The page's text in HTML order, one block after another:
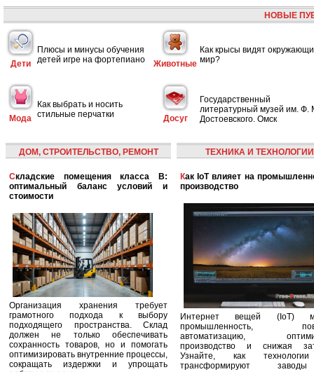
НОВЫЕ
Дети
Плюсы и минусы обучения
детей игре на фортепиано
Животные
Как крысы видят
мир?
Мода
Как выбрать и носить
стильные перчатки
Досуг
Государственный
литературный музей им. Ф.
Достоевского. Омск
ДОМ, СТРОИТЕЛЬСТВО, РЕМОНТ
Складские помещения класса B:
оптимальный баланс условий и
стоимости
Организация хранения требует
грамотного подхода к выбору
подходящего пространства. Склад
должен не только обеспечивать
сохранность товаров, но и помогать
оптимизировать внутренние процессы,
сокращать издержки и упрощать
ТЕХНИКА И ТЕХНОЛОГИИ
Как IoT влияет на промышленность и
производство
Интернет вещей (IoT)
промышленность,
автоматизацию,
производство и снижая
Узнайте, как
трансформируют